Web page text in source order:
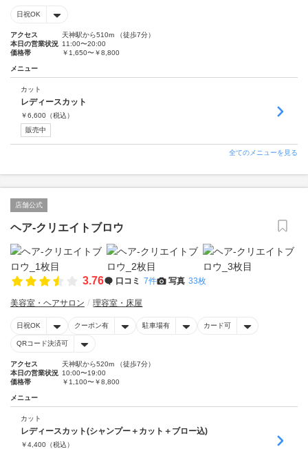
日祝OK
アクセス
天神駅から510m （徒歩7分）
本日の営業状況 11:00〜20:00
価格帯
￥1,650〜￥8,800
メニュー
カット
レディースカット
￥6,600 （税込）
販売中
全てのメニューを見る
店舗公式
ヘア-クリエイトブロウ
3.76 口コミ 7件 写真 33枚
美容室・ヘアサロン 理容室・床屋
日祝OK クーポン有 駐車場有 カード可
QRコード決済可
アクセス
天神駅から520m （徒歩7分）
本日の営業状況 10:00〜19:00
価格帯
￥1,100〜￥8,800
メニュー
カット
レディースカット(シャンプー＋カット＋ブロー込)
￥4,400 （税込）